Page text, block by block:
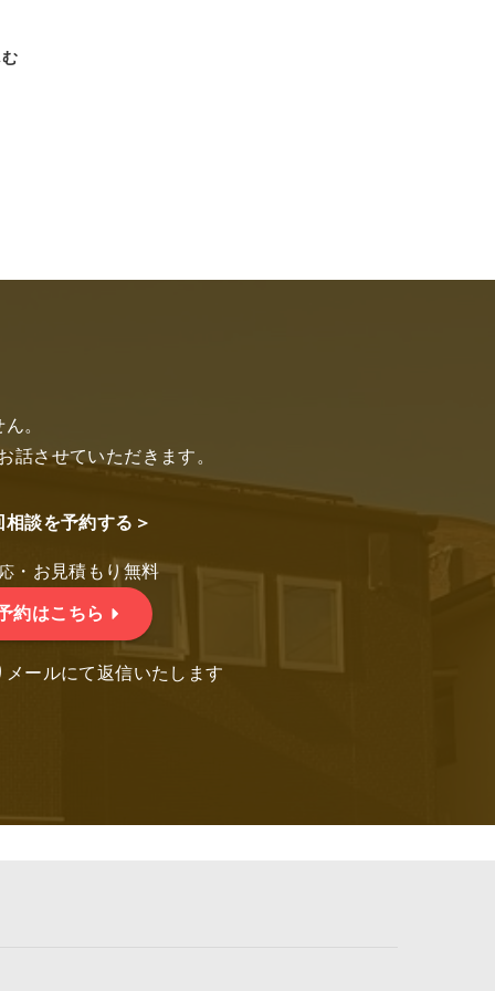
。
話させていただきます。
相談を予約する＞
・お見積もり無料
約はこちら
メールにて返信いたします